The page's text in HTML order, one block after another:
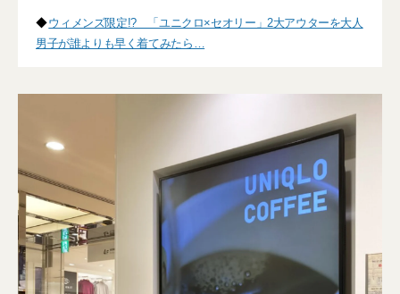
◆ウィメンズ限定!? 「ユニクロ×セオリー」2大アウターを大人
男子が誰よりも早く着てみたら…